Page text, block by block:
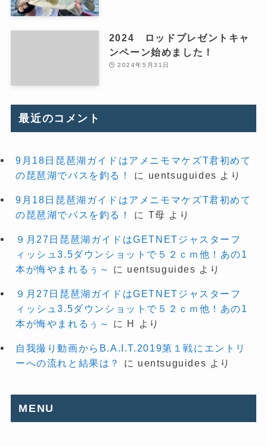
2024 ロッドプレゼントキャ
ンペーン始めました！
2024年5月31日
最近のコメント
9月18日琵琶湖ガイドはアメニモマケズT君初めて
の琵琶湖でバスを釣る！
に uentsuguides より
9月18日琵琶湖ガイドはアメニモマケズT君初めて
の琵琶湖でバスを釣る！
に T母 より
９月27日琵琶湖ガイドはGETNETジャスターフ
ィッシュ3.5ダウンショットで５２ｃｍ他！あの1
本が悔やまれるぅ～
に uentsuguides より
９月27日琵琶湖ガイドはGETNETジャスターフ
ィッシュ3.5ダウンショットで５２ｃｍ他！あの1
本が悔やまれるぅ～
に H より
自我撮り動画からB.A.I.T.2019第１戦にエントリ
ーへの流れと結果は？
に uentsuguides より
MENU